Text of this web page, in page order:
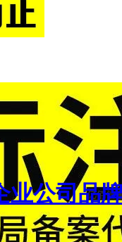
业公司品